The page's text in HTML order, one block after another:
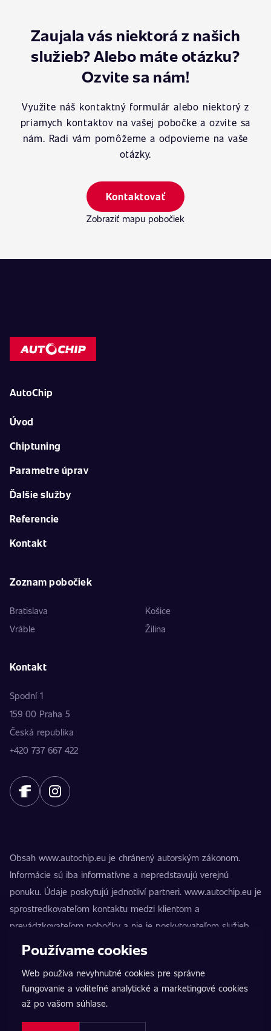
Zaujala vás niektorá z našich
služieb? Alebo máte otázku?
Ozvite sa nám!
Využite náš kontaktný formulár alebo niektorý z
priamych kontaktov na vašej pobočke a ozvite sa
nám. Radi vám pomôžeme a odpovieme na vaše
otázky.
Kontaktovať
Zobraziť mapu pobočiek
AutoChip
Úvod
Chiptuning
Parametre úprav
Ďalšie služby
Referencie
Kontakt
Zoznam pobočiek
Bratislava
Košice
Vráble
Žilina
Kontakt
Spodní 1
159 00 Praha 5
Česká republika
+420 737 667 422
Obsah www.autochip.eu je chránený autorským zákonom.
Informácie sú iba informatívne a nepredstavujú verejnú
ponuku. Údaje poskytujú jednotliví partneri. www.autochip.eu je
sprostredkovateľom kontaktu medzi klientom a
prevádzkovateľom pobočky a nie je poskytovateľom služieb.
AutoChip® je registrovaná ochranná známka Petra Kučeru.
technickej nespôsobilosti vozidla na premávku na pozemných
komunikáciách. Presné informácie vždy poskytuje konkrétny
prevádzkovateľ pobočky.
Používame cookies
Web používa nevyhnutné cookies pre správne
fungovanie a voliteľné analytické a marketingové cookies
až po vašom súhlase.